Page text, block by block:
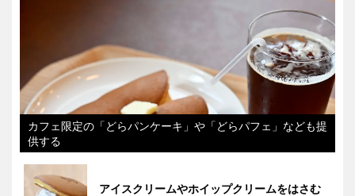
カフェ限定の「どらパンケーキ」や「どらパフェ」なども提
供する
アイスクリームやホイップクリームをはさむ